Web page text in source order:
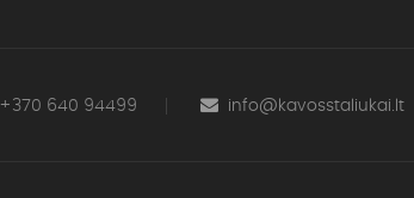
+370 640 94499 info@kavosstaliukai.lt